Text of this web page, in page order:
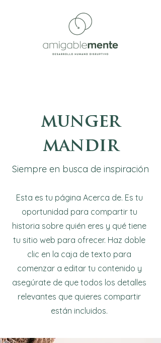
munger
mandir
Siempre en busca de inspiración
Esta es tu página Acerca de. Es tu
oportunidad para compartir tu
historia sobre quién eres y qué tiene
tu sitio web para ofrecer. Haz doble
clic en la caja de texto para
comenzar a editar tu contenido y
asegúrate de que todos los detalles
relevantes que quieres compartir
están incluidos.